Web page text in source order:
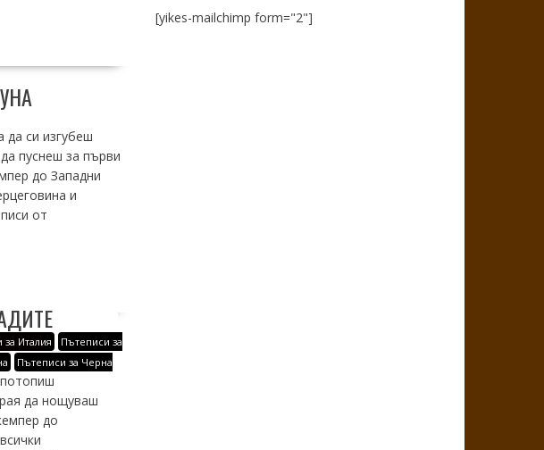
да си изгубеш
пуснеш за първи
до Западни
и
от
Италия
Пътеписи за
Пътеписи за Черна
да нощуваш
до
[yikes-mailchimp form="2"]